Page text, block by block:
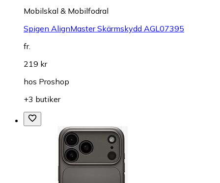
Mobilskal & Mobilfodral
Spigen AlignMaster Skärmskydd AGL07395
fr.
219 kr
hos Proshop
+3 butiker